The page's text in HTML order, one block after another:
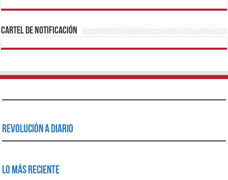
1xbetBetturkeyBetistKralbetSupertotobetTipobetMatadorbetMariobet
https://mvbcasino.com/
Cartel de Notificación
Revolución a Diario
Lo Más Reciente